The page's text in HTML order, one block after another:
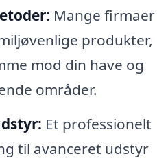
Mange firmaer
produkter,
mod din have og
områder.
Et professionelt
til avanceret udstyr